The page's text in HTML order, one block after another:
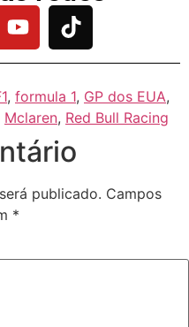
, formula 1, GP dos EUA,
Mclaren, Red Bull Racing
publicado. Campos
*